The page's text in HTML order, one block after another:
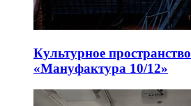
Культурное пространство
«Мануфактура 10/12»